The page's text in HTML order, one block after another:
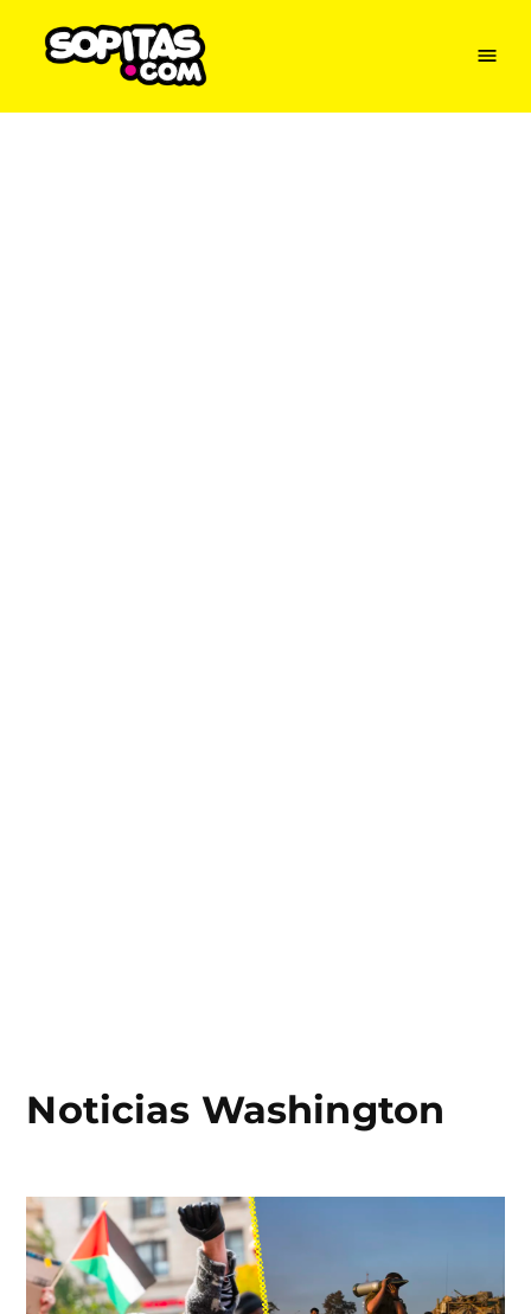
Skip
Menu
Noticias Washington